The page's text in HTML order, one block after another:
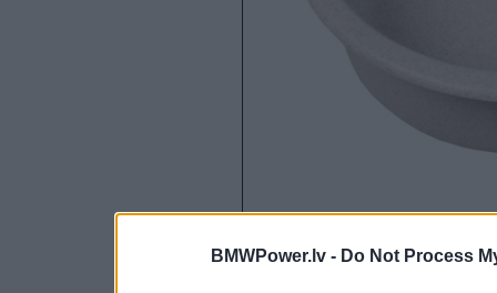
BMWPower.lv - Do Not Process